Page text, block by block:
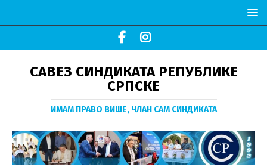
САВЕЗ СИНДИКАТА РЕПУБЛИКЕ
СРПСКЕ
ИМАМ ПРАВО ВИШЕ, ЧЛАН САМ СИНДИКАТА